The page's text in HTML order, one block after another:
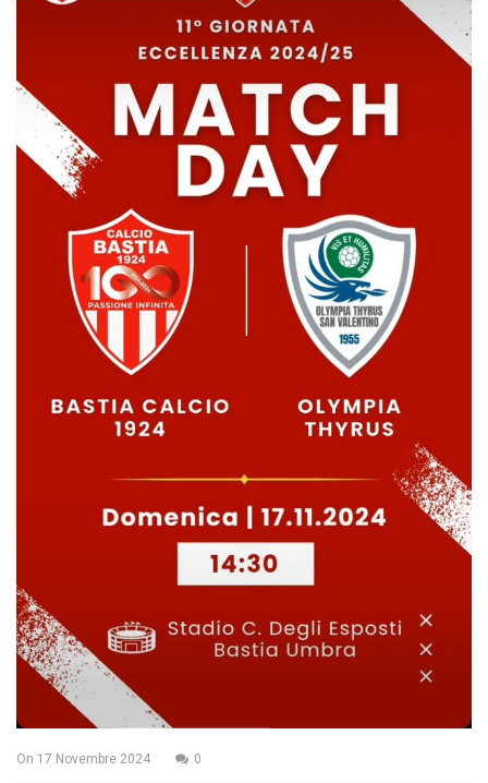
On 17 Novembre 2024 0